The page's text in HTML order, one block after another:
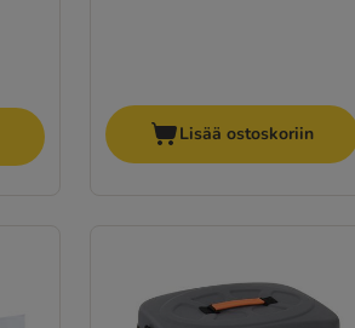
Lisää ostoskoriin